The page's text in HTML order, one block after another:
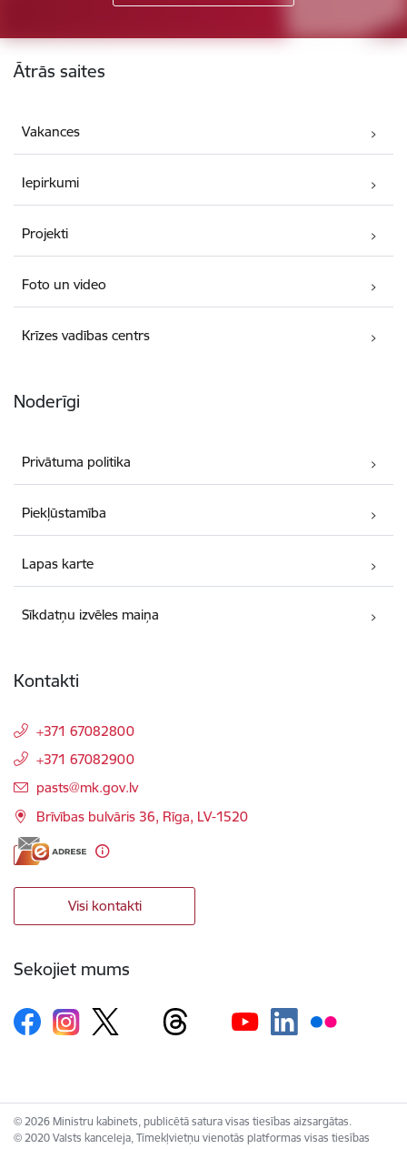
Kājene
Ātrās saites
Vakances
Iepirkumi
Projekti
Foto un video
Krīzes vadības centrs
Noderīgi
Privātuma politika
Piekļūstamība
Lapas karte
Sīkdatņu izvēles maiņa
Kontakti
+371 67082800
+371 67082900
E-pasts:
pasts@mk.gov.lv
Brīvības bulvāris 36, Rīga, LV-1520
Visi kontakti
Sekojiet mums
© 2026 Ministru kabinets, publicētā satura visas tiesības aizsargātas.
© 2020 Valsts kanceleja, Tīmekļvietņu vienotās platformas visas tiesības